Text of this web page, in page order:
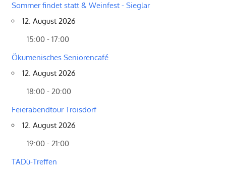
Sommer findet statt & Weinfest - Sieglar
12. August 2026
15:00 - 17:00
Ökumenisches Seniorencafé
12. August 2026
18:00 - 20:00
Feierabendtour Troisdorf
12. August 2026
19:00 - 21:00
TADü-Treffen